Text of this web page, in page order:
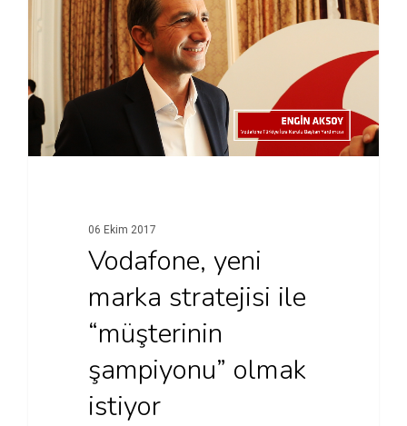
06 Ekim 2017
Vodafone, yeni
marka stratejisi ile
“müşterinin
şampiyonu” olmak
istiyor